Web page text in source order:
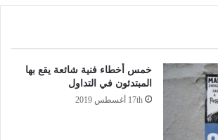
خمس أخطاء فنية شائعة يقع بها
المبتدئون في التداول
17th أغسطس 2019